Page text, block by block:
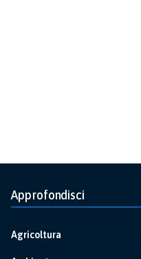
Approfondisci
Agricoltura